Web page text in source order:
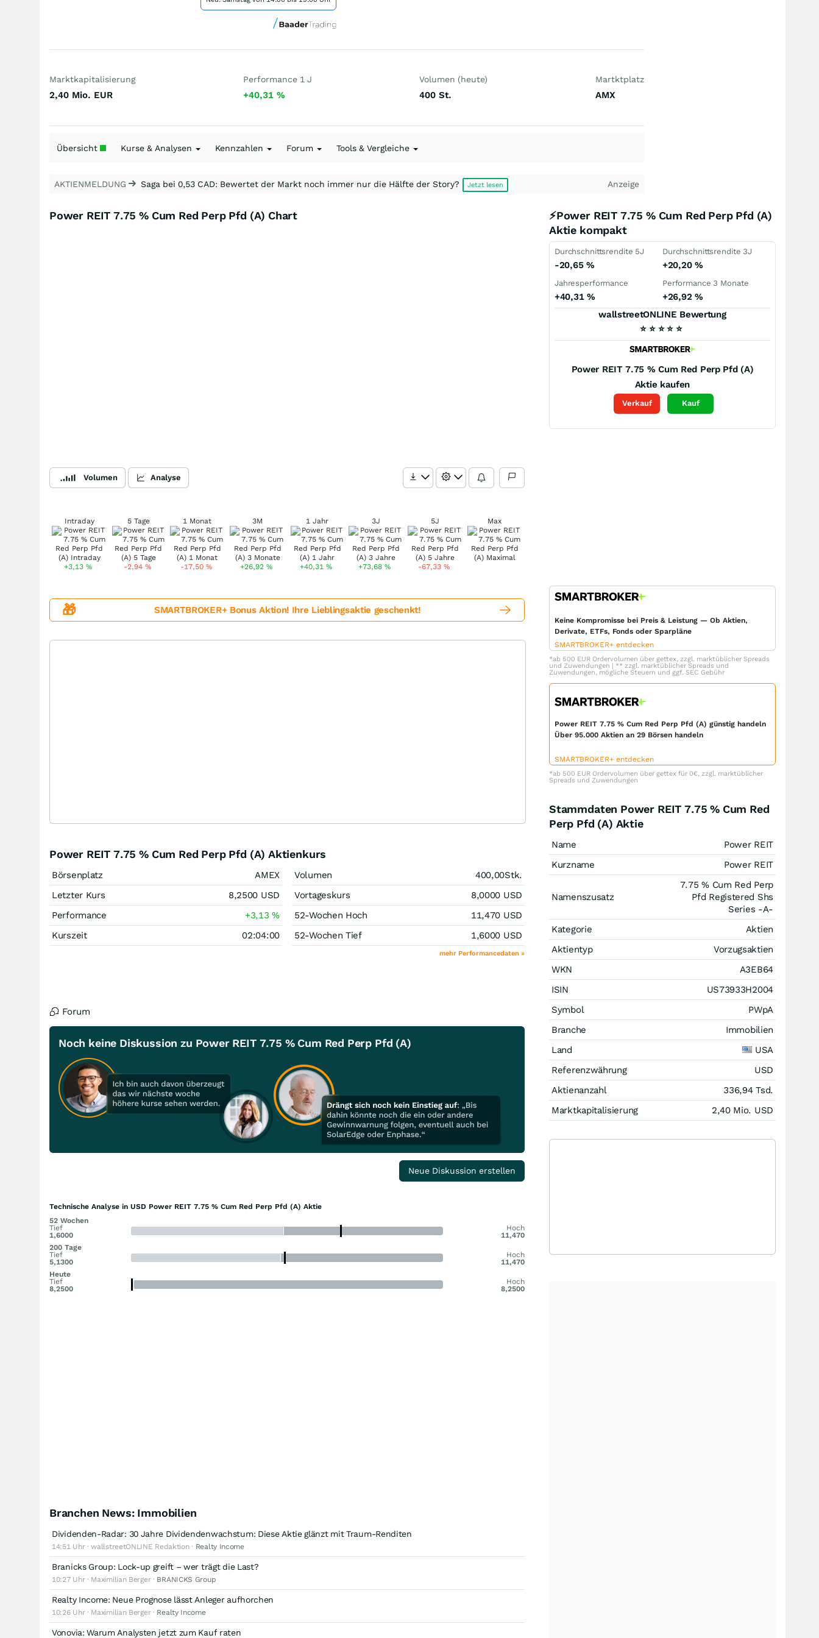
Marktkapitalisierung
2,40 Mio. EUR
Performance 1 J
+40,31 %
Volumen (heute)
400 St.
Martktplatz
AMX
Übersicht Kurse & Analysen Kennzahlen Forum Tools & Vergleiche
AKTIENMELDUNG Saga bei 0,53 CAD: Bewertet der Markt noch immer nur die Hälfte der Story? Jetzt lesen Anzeige
Power REIT 7.75 % Cum Red Perp Pfd (A) Chart
Volumen Analyse
Intraday
+3,13%
5 Tage
-2,94 %
1 Monat
-17,50 %
3M
+26,92%
1 Jahr
+40,31%
3J
+73,68%
5J
-67,33%
Max
⚡Power REIT 7.75 % Cum Red Perp Pfd (A)
Aktie kompakt
Durchschnittsrendite 5J
-20,65 %
Durchschnittsrendite 3J
+20,20 %
Jahresperformance
+40,31 %
Performance 3 Monate
+26,92 %
wallstreetONLINE Bewertung
⭐ ⭐ ⭐ ⭐ ⭐
Power REIT 7.75 % Cum Red Perp Pfd (A)
Aktie kaufen
Verkauf Kauf
🎁 SMARTBROKER+ Bonus Aktion! Ihre Lieblingsaktie geschenkt!
Power REIT 7.75 % Cum Red Perp Pfd (A) Aktienkurs
Börsenplatz
AMEX
Letzter Kurs
8,2500 USD
Performance
+3,13%
Kurszeit
02:04:00
Volumen 400,00Stk.
Vortageskurs
8,0000 USD
52-Wochen Hoch
11,470 USD
52-Wochen Tief
1,6000 USD
mehr Performancedaten »
Forum
Noch keine Diskussion zu Power REIT 7.75 % Cum Red Perp Pfd (A)
Neue Diskussion erstellen
Technische Analyse in USD Power REIT 7.75 % Cum Red Perp Pfd (A) Aktie
52 Wochen
Tief
1,6000
Hoch
11,470
200 Tage
Tief
5,1300
Hoch
11,470
Heute
Tief
8,2500
Hoch
8,2500
Branchen News: Immobilien
Dividenden-Radar: 30 Jahre Dividendenwachstum: Diese Aktie glänzt mit Traum-Renditen
14:51 Uhr · wallstreetONLINE Redaktion · Realty Income
Branicks Group: Lock-up greift – wer trägt die Last?
10:27 Uhr · Maximilian Berger · BRANICKS Group
Realty Income: Neue Prognose lässt Anleger aufhorchen
10:26 Uhr · Maximilian Berger · Realty Income
Vonovia: Warum Analysten jetzt zum Kauf raten
Keine Kompromisse bei Preis & Leistung — Ob Aktien,
Derivate, ETFs, Fonds oder Sparpläne
SMARTBROKER+ entdecken
*ab 500 EUR Ordervolumen über gettex, zzgl. marktüblicher Spreads
und Zuwendungen | ** zzgl. marktüblicher Spreads und
Zuwendungen, mögliche Steuern und ggf. SEC Gebühr
Power REIT 7.75 % Cum Red Perp Pfd (A) günstig handeln
Über 95.000 Aktien an 29 Börsen handeln
SMARTBROKER+ entdecken
*ab 500 EUR Ordervolumen über gettex für 0€, zzgl. marktüblicher
Spreads und Zuwendungen
Stammdaten Power REIT 7.75 % Cum Red
Perp Pfd (A) Aktie
Name
Power REIT
Kurzname
Power REIT
Namenszusatz
7.75 % Cum Red Perp
Pfd Registered Shs
Series -A-
Kategorie
Aktien
Aktientyp
Vorzugsaktien
WKN
A3EB64
ISIN
US73933H2004
Symbol
PWpA
Branche
Immobilien
Land
USA
Referenzwährung
USD
Aktienanzahl
336,94 Tsd.
Marktkapitalisierung
2,40 Mio. USD